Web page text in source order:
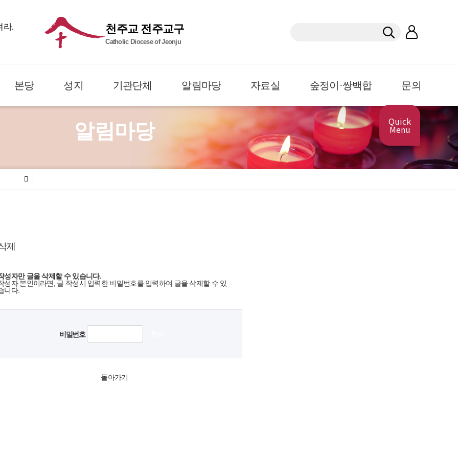
Quick
Menu
라. 천주교 전주교구
Catholic Diocese of Jeonju
본당 성지 기관단체 알림마당 자료실 숲정이·쌍백합 문의
알림마당
제
성자만 글을 삭제할 수 있습니다.
성자 본인이라면, 글 작성시 입력한 비밀번호를 입력하여 글을 삭제할 수 있
니다.
비밀번호
돌아가기